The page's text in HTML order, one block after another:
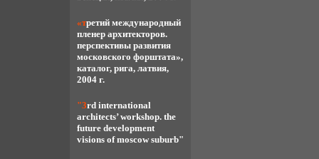
«третий международный
пленер архитекторов.
перспективы развития
московского форштата»,
каталог, рига, латвия,
2004 г.
"3rd international
architects’ workshop. the
future development
visions of moscow suburb"